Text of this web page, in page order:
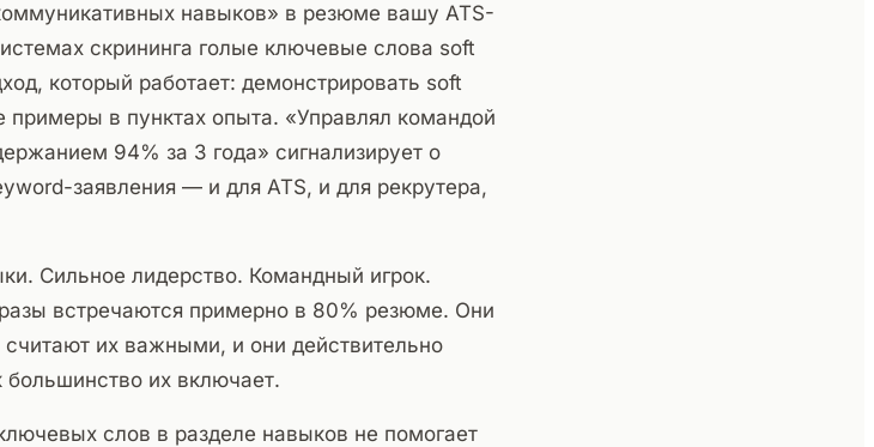
навыков» в резюме вашу ATS-
скрининга голые ключевые слова soft
который работает: демонстрировать soft
в пунктах опыта. «Управлял командой
94% за 3 года» сигнализирует о
заявления — и для ATS, и для рекрутера,
Сильное лидерство. Командный игрок.
встречаются примерно в 80% резюме. Они
их важными, и они действительно
их включает.
слов в разделе навыков не помогает